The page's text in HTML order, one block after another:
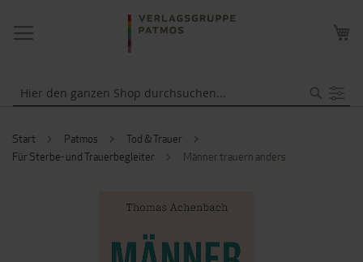
NAVIGATION
UMSCHALTEN
Start Patmos
Tod & Trauer
Für Sterbe- und Trauerbegleiter
Männer trauern anders
ENDE
SPRINGEN